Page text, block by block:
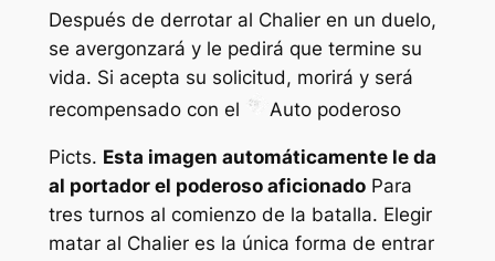
Después de derrotar al Chalier en un duelo,
se avergonzará y le pedirá que termine su
vida. Si acepta su solicitud, morirá y será
recompensado con el
Auto poderoso
Picts. Esta imagen automáticamente le da
al portador el poderoso aficionadoPara
tres turnos al comienzo de la batalla. Elegir
matar al Chalier es la única forma de entrar